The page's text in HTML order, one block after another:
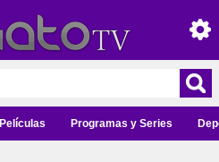
Películas Programas y Series